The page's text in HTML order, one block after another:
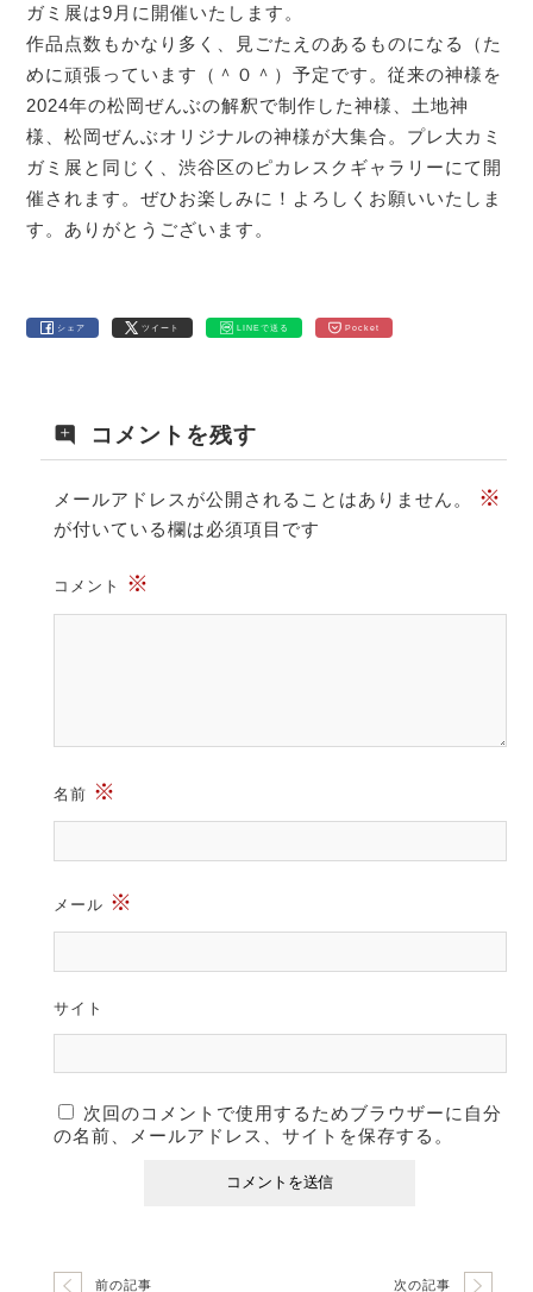
ガミ展は9月に開催いたします。
作品点数もかなり多く、見ごたえのあるものになる（た
めに頑張っています（＾０＾）予定です。従来の神様を
2024年の松岡ぜんぶの解釈で制作した神様、土地神
様、松岡ぜんぶオリジナルの神様が大集合。プレ大カミ
ガミ展と同じく、渋谷区のピカレスクギャラリーにて開
催されます。ぜひお楽しみに！よろしくお願いいたしま
す。ありがとうございます。
シェア ツイート LINEで送る Pocket
コメントを残す
メールアドレスが公開されることはありません。 ※
が付いている欄は必須項目です
コメント ※
名前 ※
メール ※
サイト
次回のコメントで使用するためブラウザーに自分
の名前、メールアドレス、サイトを保存する。
前の記事 次の記事